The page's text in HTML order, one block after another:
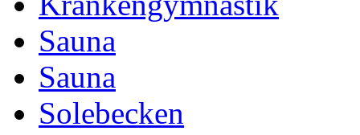
Sauna
Sauna
Solebecken